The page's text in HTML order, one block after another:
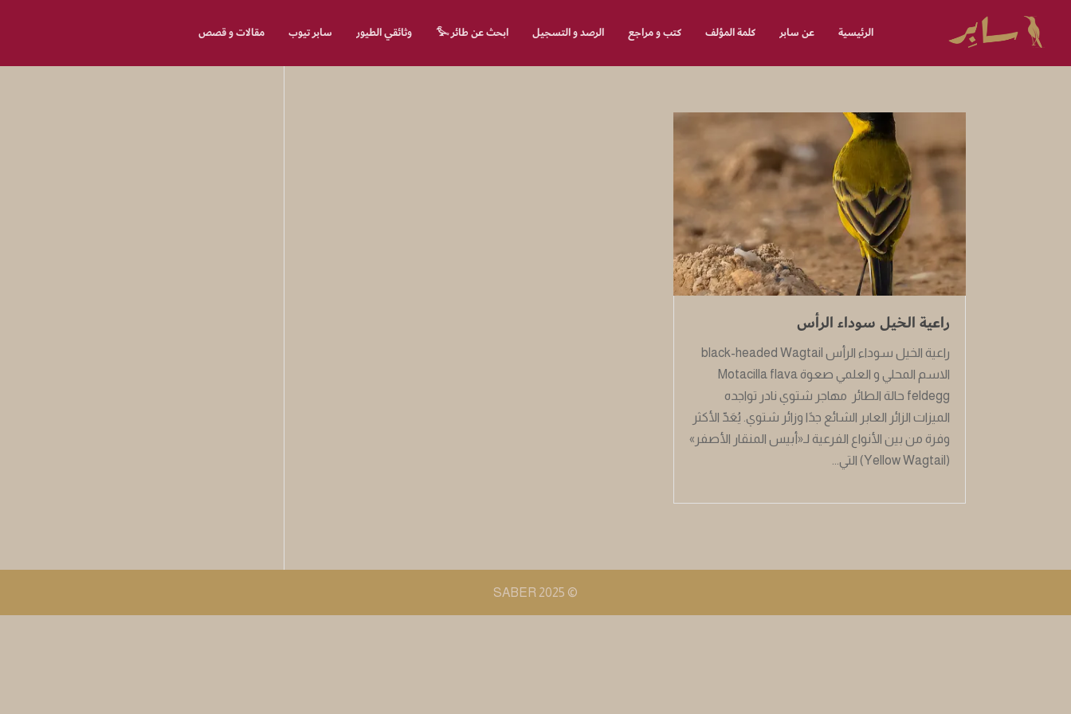
الرئيسية عن سابر كلمة المؤلف كتب و مراجع الرصد و التسجيل ابحث عن طائر 𓅙 وثائقي الطيور سابر تيوب مقالات و قصص
راعية الخيل سوداء الرأس
راعية الخيل سوداء الرأس black-headed Wagtail
الاسم المحلي و العلمي صعوة Motacilla flava
feldegg حالة الطائر مهاجر شتوي نادر تواجده
الميزات الزائر العابر الشائع جدًا وزائر شتوي. يُعَدّ الأكثر
وفرة من بين الأنواع الفرعية لـ«أبيس المنقار الأصفر»
(Yellow Wagtail) التي...
© 2025 SABER